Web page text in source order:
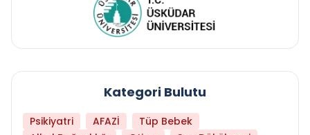
Kategori Bulutu
Psikiyatri AFAZİ
Tüp Bebek